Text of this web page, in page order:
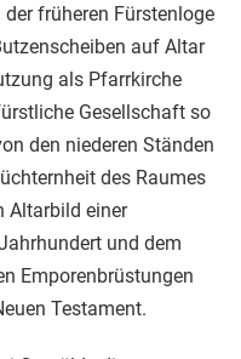
früheren Fürstenloge
auf Altar
als Pfarrkirche
Gesellschaft so
den niederen Ständen
des Raumes
Altarbild einer
und dem
Emporenbrüstungen
Testament.